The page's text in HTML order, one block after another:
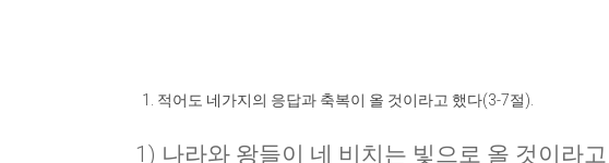
적어도 네가지의 응답과 축복이 올 것이라고 했다(3-7절).
1) 나라와 왕들이 네 비치는 빛으로 올 것이라